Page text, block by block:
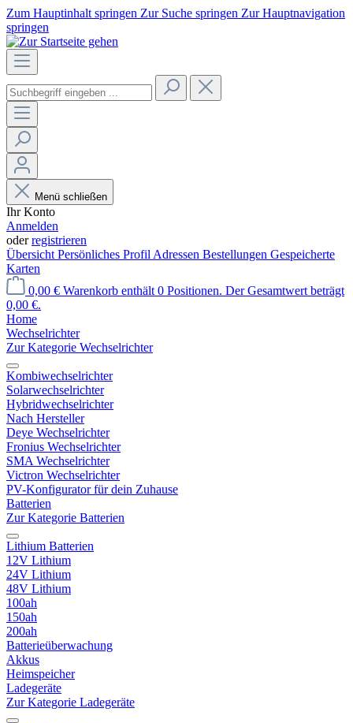
Zum Hauptinhalt springen Zur Suche springen Zur Hauptnavigation
springen
Menü schließen
Ihr Konto
Anmelden
oderregistrieren
Übersicht Persönliches Profil Adressen Bestellungen Gespeicherte
Karten
0,00 € Warenkorb enthält 0 Positionen. Der Gesamtwert beträgt
0,00 €.
Home
Wechselrichter
Zur Kategorie Wechselrichter
Kombiwechselrichter
Solarwechselrichter
Hybridwechselrichter
Nach Hersteller
Deye Wechselrichter
Fronius Wechselrichter
SMA Wechselrichter
Victron Wechselrichter
PV-Konfigurator für dein Zuhause
Batterien
Zur Kategorie Batterien
Lithium Batterien
12V Lithium
24V Lithium
48V Lithium
100ah
150ah
200ah
Batterieüberwachung
Akkus
Heimspeicher
Ladegeräte
Zur Kategorie Ladegeräte